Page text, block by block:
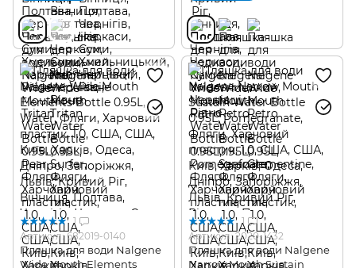
1
Артикул: 682019-0140
Пляшка для води Nalgene
Wide Mouth Elements
1
Артикул: 2020-1432
Пляшка для води Nalgene
Narrow Mouth Sustain